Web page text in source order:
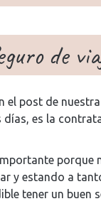
de
el post de
días, es la
porque
y estando a
tener un buen